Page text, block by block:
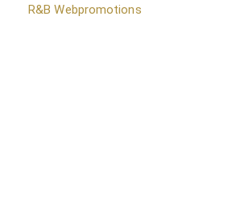
R&B Webpromotions